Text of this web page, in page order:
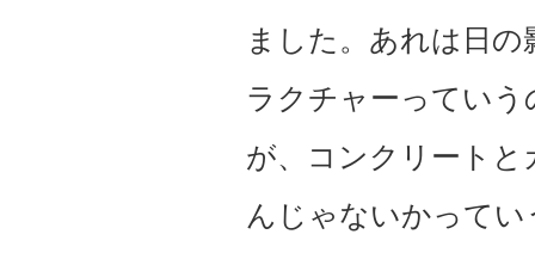
ました。あれは日
ラクチャーってい
が、コンクリート
んじゃないかって